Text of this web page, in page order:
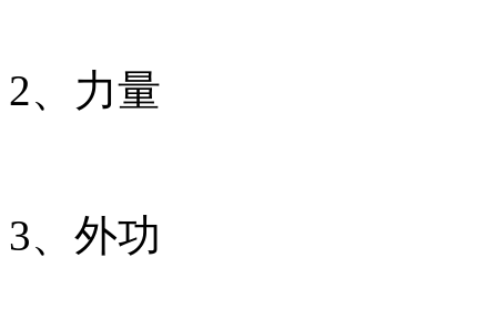
2、力量
3、外功